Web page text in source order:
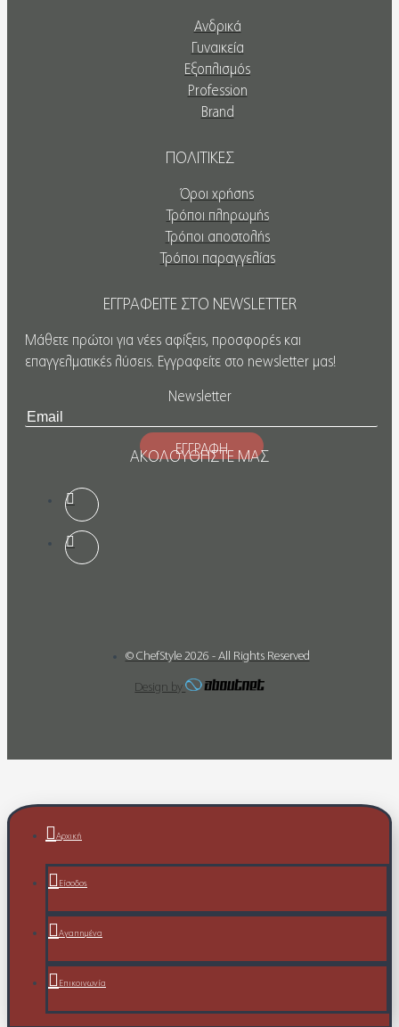
Ανδρικά
Γυναικεία
Εξοπλισμός
Profession
Brand
ΠΟΛΙΤΙΚΕΣ
Όροι χρήσης
Τρόποι πληρωμής
Τρόποι αποστολής
Τρόποι παραγγελίας
ΕΓΓΡΑΦΕΙΤΕ ΣΤΟ NEWSLETTER
Μάθετε πρώτοι για νέες αφίξεις, προσφορές και
επαγγελματικές λύσεις. Εγγραφείτε στο newsletter μας!
Newsletter
ΕΓΓΡΑΦΗ
ΑΚΟΛΟΥΘΗΣΤΕ ΜΑΣ
© ChefStyle 2026 - All Rights Reserved
Design by
Αρχική
Είσοδος
Αγαπημένα
Επικοινωνία